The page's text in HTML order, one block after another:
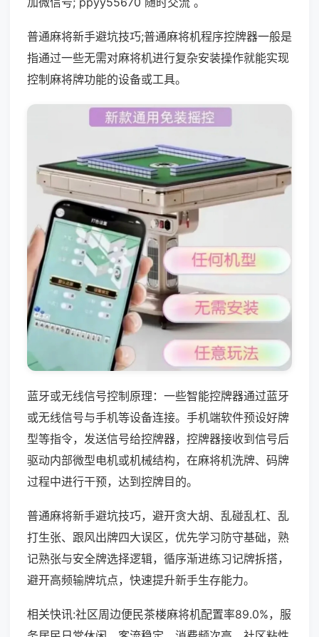
普通麻将新手避坑技巧;普通麻将机程序控牌器一般是
指通过一些无需对麻将机进行复杂安装操作就能实现
控制麻将牌功能的设备或工具。
蓝牙或无线信号控制原理：一些智能控牌器通过蓝牙
或无线信号与手机等设备连接。手机端软件预设好牌
型等指令，发送信号给控牌器，控牌器接收到信号后
驱动内部微型电机或机械结构，在麻将机洗牌、码牌
过程中进行干预，达到控牌目的。
普通麻将新手避坑技巧，避开贪大胡、乱碰乱杠、乱
打生张、跟风出牌四大误区，优先学习防守基础，熟
记熟张与安全牌选择逻辑，循序渐进练习记牌拆搭，
避开高频输牌坑点，快速提升新手生存能力。
相关快讯:社区周边便民茶楼麻将机配置率89.0%，服